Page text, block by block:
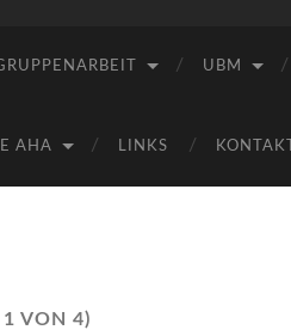
e.V.
UBM
AHA LINKS KONTAKT
1 VON 4)